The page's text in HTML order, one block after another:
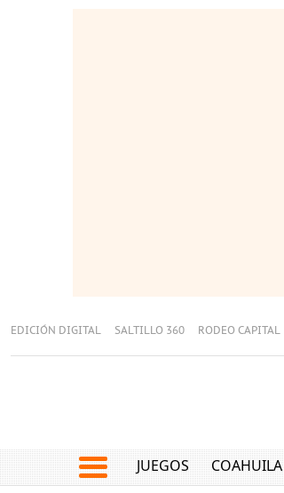
EDICIÓN DIGITAL SALTILLO 360 RODEO CAPITAL
JUEGOS COAHUILA